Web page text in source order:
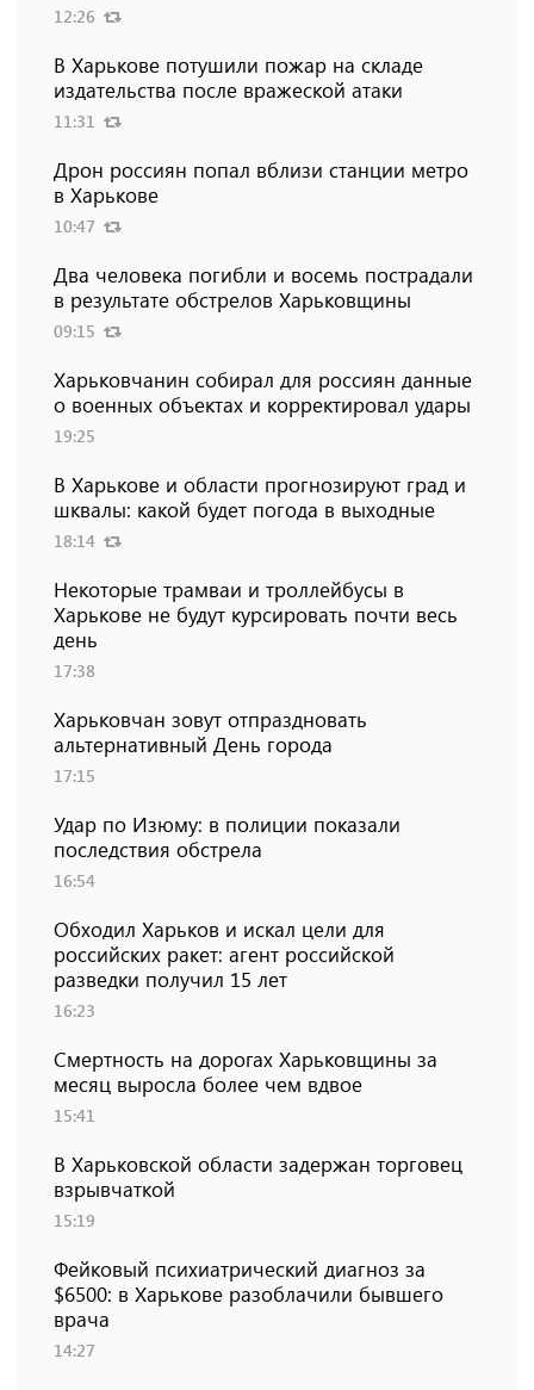
12:26
В Харькове потушили пожар на складе
издательства после вражеской атаки
11:31
Дрон россиян попал вблизи станции метро
в Харькове
10:47
Два человека погибли и восемь пострадали
в результате обстрелов Харьковщины
09:15
Харьковчанин собирал для россиян данные
о военных объектах и ​​корректировал удары
19:25
В Харькове и области прогнозируют град и
шквалы: какой будет погода в выходные
18:14
Некоторые трамваи и троллейбусы в
Харькове не будут курсировать почти весь
день
17:38
Харьковчан зовут отпраздновать
альтернативный День города
17:15
Удар по Изюму: в полиции показали
последствия обстрела
16:54
Обходил Харьков и искал цели для
российских ракет: агент российской
разведки получил 15 лет
16:23
Смертность на дорогах Харьковщины за
месяц выросла более чем вдвое
15:41
В Харьковской области задержан торговец
взрывчаткой
15:19
Фейковый психиатрический диагноз за
$6500: в Харькове разоблачили бывшего
врача
14:27